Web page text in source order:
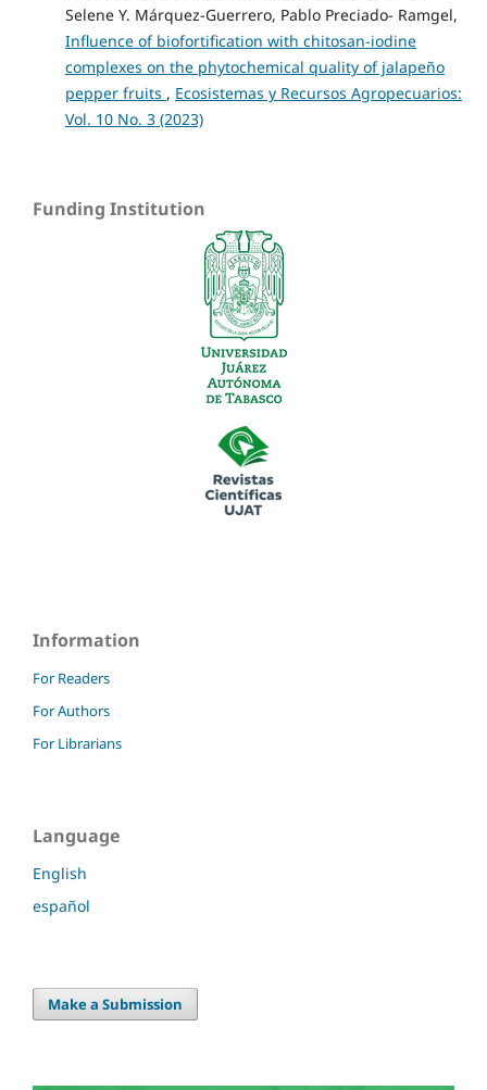
Selene Y. Márquez-Guerrero, Pablo Preciado- Ramgel,
Influence of biofortification with chitosan-iodine
complexes on the phytochemical quality of jalapeño
pepper fruits , Ecosistemas y Recursos Agropecuarios:
Vol. 10 No. 3 (2023)
Funding Institution
Information
For Readers
For Authors
For Librarians
Language
English
español
Make a Submission